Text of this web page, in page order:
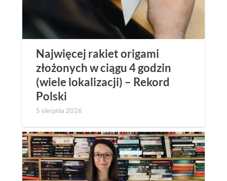
Najwięcej rakiet origami
złożonych w ciągu 4 godzin
(wiele lokalizacji) – Rekord
Polski
5 sierpnia 2026